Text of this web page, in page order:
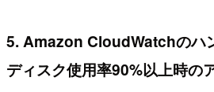
5. Amazon CloudWatchのハ
ディスク使用率90%以上時の